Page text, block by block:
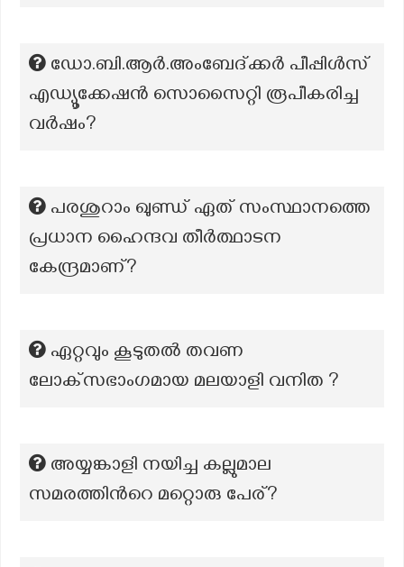
ഡോ.ബി.ആർ.അംബേദ്ക്കർ പീപ്പിൾസ്
എഡ്യൂക്കേഷൻ സൊസൈറ്റി രൂപീകരിച്ച
വർഷം?
പരശുറാം ഖുണ്ഡ് ഏത് സംസ്ഥാനത്തെ
പ്രധാന ഹൈന്ദവ തീർത്ഥാടന
കേന്ദ്രമാണ്?
ഏറ്റവും കൂടുതൽ തവണ
ലോക്‌സഭാംഗമായ മലയാളി വനിത ?
അയ്യങ്കാളി നയിച്ച കല്ലുമാല
സമരത്തിന്‍റെ മറ്റൊരു പേര്?